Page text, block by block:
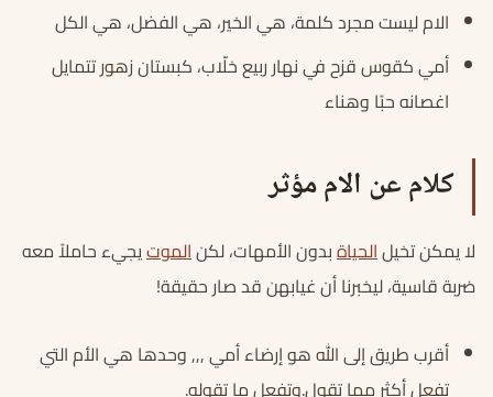
الام ليست مجرد كلمة، هي الخير، هي الفضل، هي الكل
أمي كقوس قزح في نهار ربيع خلّاب، كبستان زهور تتمايل
اغصانه حبًا وهناء
كلام عن الام مؤثر
لا يمكن تخيلالحياةبدون الأمهات، لكنالموتيجيء حاملاً معه
ضربة قاسية، ليخبرنا أن غيابهن قد صار حقيقة!
أقرب طريق إلى الله هو إرضاء أمي ,,, وحدها هي الأم التي
تفعل أكثر مما تقول.وتفعل ما تقوله.